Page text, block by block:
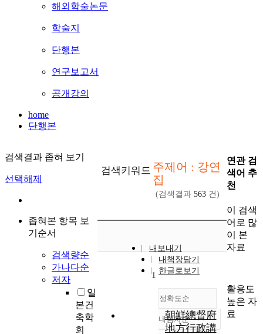
해외학술논문
학술지
단행본
연구보고서
공개강의
home
단행본
검색결과 좁혀 보기
선택해제
좁혀본 항목 보
기순서
검색량순
가나다순
저자
일
본건
축학
회
검색키워드 주제어 : 강연
집
(검색결과 563 건)
내보내기
내책장담기
한글로보기
정확도순
정확도
내림차순
1
朝鮮總督府
地方行政講
연관 검
색어 추
천
이 검색
어로 많
이 본
자료
활용도
높은 자
료